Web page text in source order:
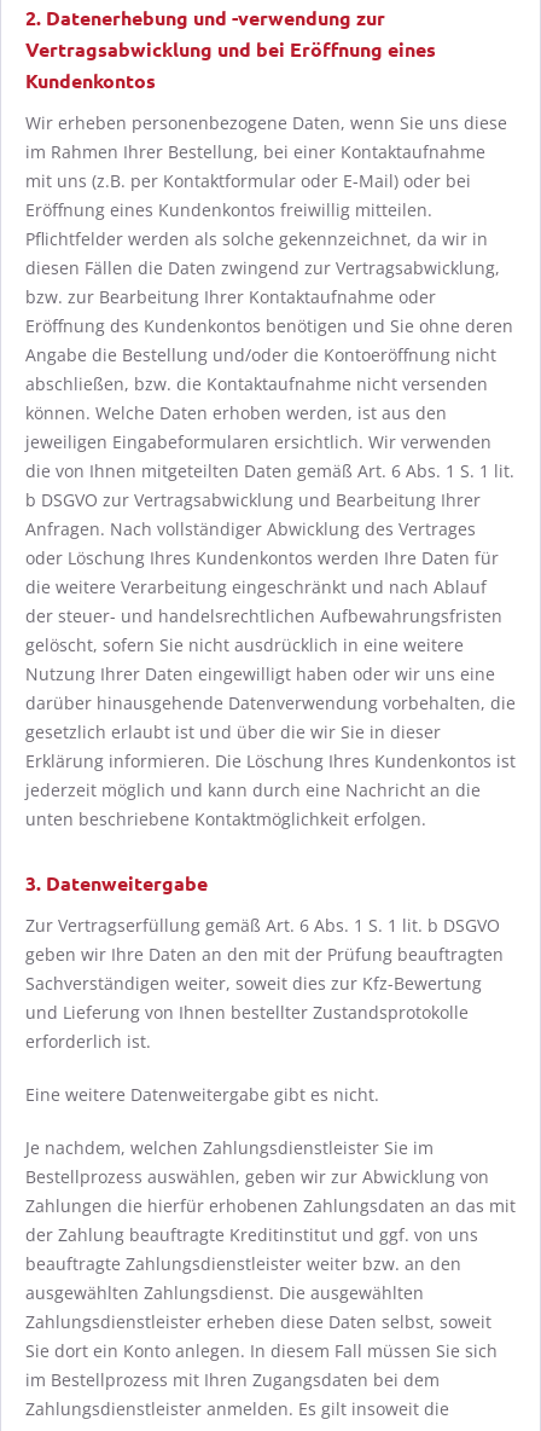
2. Datenerhebung und -verwendung zur
Vertragsabwicklung und bei Eröffnung eines
Kundenkontos
Wir erheben personenbezogene Daten, wenn Sie uns diese
im Rahmen Ihrer Bestellung, bei einer Kontaktaufnahme
mit uns (z.B. per Kontaktformular oder E-Mail) oder bei
Eröffnung eines Kundenkontos freiwillig mitteilen.
Pflichtfelder werden als solche gekennzeichnet, da wir in
diesen Fällen die Daten zwingend zur Vertragsabwicklung,
bzw. zur Bearbeitung Ihrer Kontaktaufnahme oder
Eröffnung des Kundenkontos benötigen und Sie ohne deren
Angabe die Bestellung und/oder die Kontoeröffnung nicht
abschließen, bzw. die Kontaktaufnahme nicht versenden
können. Welche Daten erhoben werden, ist aus den
jeweiligen Eingabeformularen ersichtlich. Wir verwenden
die von Ihnen mitgeteilten Daten gemäß Art. 6 Abs. 1 S. 1 lit.
b DSGVO zur Vertragsabwicklung und Bearbeitung Ihrer
Anfragen. Nach vollständiger Abwicklung des Vertrages
oder Löschung Ihres Kundenkontos werden Ihre Daten für
die weitere Verarbeitung eingeschränkt und nach Ablauf
der steuer- und handelsrechtlichen Aufbewahrungsfristen
gelöscht, sofern Sie nicht ausdrücklich in eine weitere
Nutzung Ihrer Daten eingewilligt haben oder wir uns eine
darüber hinausgehende Datenverwendung vorbehalten, die
gesetzlich erlaubt ist und über die wir Sie in dieser
Erklärung informieren. Die Löschung Ihres Kundenkontos ist
jederzeit möglich und kann durch eine Nachricht an die
unten beschriebene Kontaktmöglichkeit erfolgen.
3. Datenweitergabe
Zur Vertragserfüllung gemäß Art. 6 Abs. 1 S. 1 lit. b DSGVO
geben wir Ihre Daten an den mit der Prüfung beauftragten
Sachverständigen weiter, soweit dies zur Kfz-Bewertung
und Lieferung von Ihnen bestellter Zustandsprotokolle
erforderlich ist.
Eine weitere Datenweitergabe gibt es nicht.
Je nachdem, welchen Zahlungsdienstleister Sie im
Bestellprozess auswählen, geben wir zur Abwicklung von
Zahlungen die hierfür erhobenen Zahlungsdaten an das mit
der Zahlung beauftragte Kreditinstitut und ggf. von uns
beauftragte Zahlungsdienstleister weiter bzw. an den
ausgewählten Zahlungsdienst. Die ausgewählten
Zahlungsdienstleister erheben diese Daten selbst, soweit
Sie dort ein Konto anlegen. In diesem Fall müssen Sie sich
im Bestellprozess mit Ihren Zugangsdaten bei dem
Zahlungsdienstleister anmelden. Es gilt insoweit die